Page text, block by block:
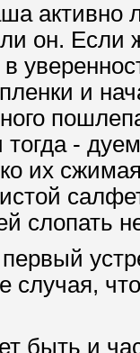
активно
он. Если
пленки и
-
их
слопать
первый
случая,
быть и